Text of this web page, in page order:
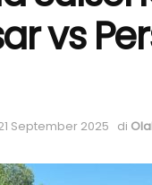
vs
September 2025 di